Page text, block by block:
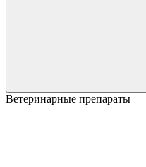
Ветеринарные препараты